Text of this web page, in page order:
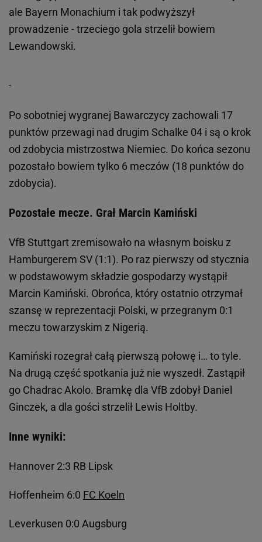
ale Bayern Monachium i tak podwyższył
prowadzenie - trzeciego gola strzelił bowiem
Lewandowski.
Po sobotniej wygranej Bawarczycy zachowali 17
punktów przewagi nad drugim Schalke 04 i są o krok
od zdobycia mistrzostwa Niemiec. Do końca sezonu
pozostało bowiem tylko 6 meczów (18 punktów do
zdobycia).
Pozostałe mecze. Grał Marcin Kamiński
VfB Stuttgart zremisowało na własnym boisku z
Hamburgerem SV (1:1). Po raz pierwszy od stycznia
w podstawowym składzie gospodarzy wystąpił
Marcin Kamiński. Obrońca, który ostatnio otrzymał
szansę w reprezentacji Polski, w przegranym 0:1
meczu towarzyskim z Nigerią.
Kamiński rozegrał całą pierwszą połowę i… to tyle.
Na drugą część spotkania już nie wyszedł. Zastąpił
go Chadrac Akolo. Bramkę dla VfB zdobył Daniel
Ginczek, a dla gości strzelił Lewis Holtby.
Inne wyniki:
Hannover 2:3 RB Lipsk
Hoffenheim 6:0 FC Koeln
Leverkusen 0:0 Augsburg